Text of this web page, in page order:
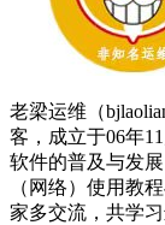
老梁运维（
客，成立于06年
软件的普及与发
（网络）使用教
家多交流，共学习